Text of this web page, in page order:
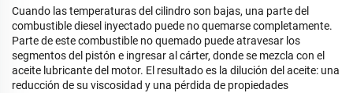
Cuando las temperaturas del cilindro son bajas, una parte del
combustible diesel inyectado puede no quemarse completamente.
Parte de este combustible no quemado puede atravesar los
segmentos del pistón e ingresar al cárter, donde se mezcla con el
aceite lubricante del motor. El resultado es la dilución del aceite: una
reducción de su viscosidad y una pérdida de propiedades